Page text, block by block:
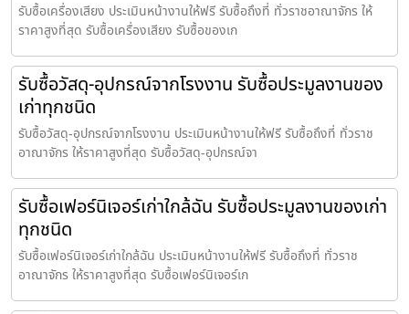
รับซื้อเครื่องเสียง ประเมินหน้างานให้ฟรี รับซื้อถึงที่ ทั่วราชอาณาจักร ให้
ราคาสูงที่สุด รับซื้อเครื่องเสียง รับซื้อของเก
รับซื้อวัสดุ-อุปกรณ์จากโรงงาน รับซื้อประมูลงานของ
เก่าทุกชนิด
รับซื้อวัสดุ-อุปกรณ์จากโรงงาน ประเมินหน้างานให้ฟรี รับซื้อถึงที่ ทั่วราช
อาณาจักร ให้ราคาสูงที่สุด รับซื้อวัสดุ-อุปกรณ์จา
รับซื้อเฟอร์นิเจอร์เก่าใกล้ฉัน รับซื้อประมูลงานของเก่า
ทุกชนิด
รับซื้อเฟอร์นิเจอร์เก่าใกล้ฉัน ประเมินหน้างานให้ฟรี รับซื้อถึงที่ ทั่วราช
อาณาจักร ให้ราคาสูงที่สุด รับซื้อเฟอร์นิเจอร์เก